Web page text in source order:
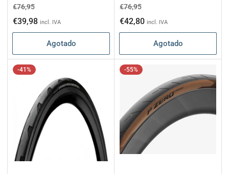
Precio
habitual
€76,95Precio
de
oferta
€39,98 incl. IVA
Agotado
Precio
habitual
€76,95Precio
de
oferta
€42,80 incl. IVA
Agotado
-41% -55%